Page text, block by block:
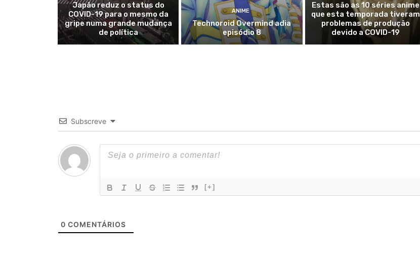
Japão reduz o status do
COVID-19 para o mesmo da
gripe numa grande mudança
de política
ANIME
Technoroid Overmind adia
episódio 8
Estas são as 10 séries anime
que esta temporada tiveram
problemas de produção
devido a COVID-19
Subscreve
[+]
0 COMENTÁRIOS